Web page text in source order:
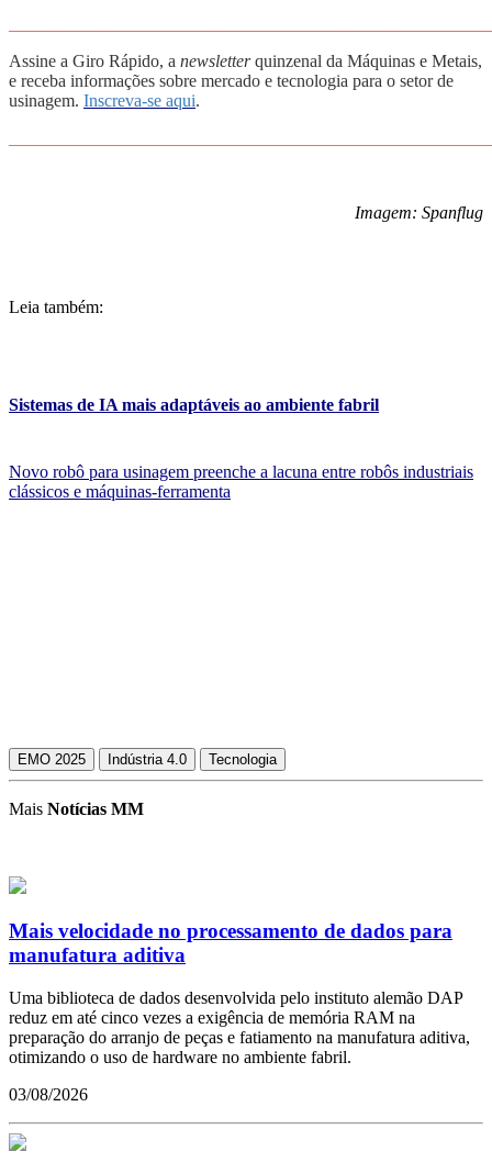
Assine a Giro Rápido, a newsletterquinzenal da Máquinas e Metais,
e receba informações sobre mercado e tecnologia para o setor de
usinagem. Inscreva-se aqui.
Imagem: Spanflug
Leia também:
Sistemas de IA mais adaptáveis ao ambiente fabril
Novo robô para usinagem preenche a lacuna entre robôs industriais
clássicos e máquinas-ferramenta
EMO 2025 Indústria 4.0 Tecnologia
Mais Notícias MM
Mais velocidade no processamento de dados para
manufatura aditiva
Uma biblioteca de dados desenvolvida pelo instituto alemão DAP
reduz em até cinco vezes a exigência de memória RAM na
preparação do arranjo de peças e fatiamento na manufatura aditiva,
otimizando o uso de hardware no ambiente fabril.
03/08/2026